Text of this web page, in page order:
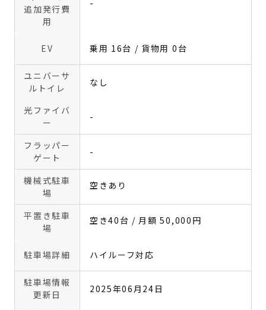
追加発行費
用
-
EV 乗用 16台 / 貨物用 0台
ユニバーサ
ルトイレ
なし
光ファイバ
ー
-
フラッパー
ゲート
-
機械式駐車
場
空きあり
平置き駐車
場
空き40台 / 月額 50,000円
駐車場詳細 ハイルーフ対応
駐車場情報
更新日
2025年06月24日